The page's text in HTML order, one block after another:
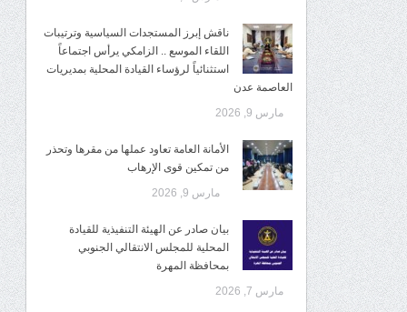
ناقش إبرز المستجدات السياسية وترتيبات
اللقاء الموسع .. الزامكي يرأس اجتماعاً
استثنائياً لرؤساء القيادة المحلية بمديريات
العاصمة عدن
مارس 9, 2026
الأمانة العامة تعاود عملها من مقرها وتحذر
من تمكين قوى الإرهاب
مارس 9, 2026
بيان صادر عن الهيئة التنفيذية للقيادة
المحلية للمجلس الانتقالي الجنوبي
بمحافظة المهرة
مارس 7, 2026